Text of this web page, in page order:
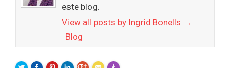
este blog.
View all posts by Ingrid Bonells →
Blog